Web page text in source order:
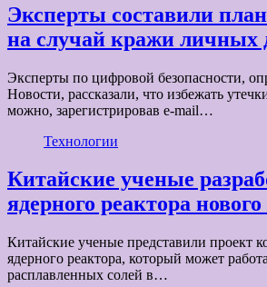
Эксперты составили
на случай кражи личных
Эксперты по цифровой безопасности,
Новости, рассказали, что избежать
можно, зарегистрировав e-mail…
Технологии
Китайские ученые
ядерного реактора
Китайские ученые представили проект
ядерного реактора, который может
расплавленных солей в…